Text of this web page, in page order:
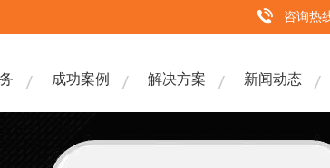
咨询热
成功案例 解决方案 新闻动态